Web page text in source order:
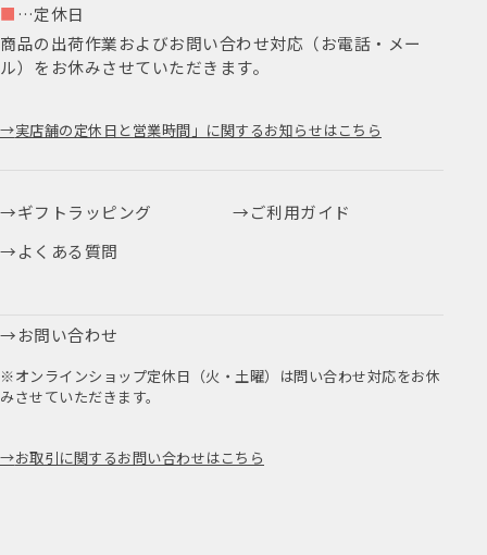
■ …定休日
商品の出荷作業およびお問い合わせ対応（お電話・メー
ル）をお休みさせていただきます。
実店舗の定休日と営業時間」に関するお知らせはこちら
ギフトラッピング
ご利用ガイド
よくある質問
お問い合わせ
※オンラインショップ定休日（火・土曜）は問い合わせ対応をお休
みさせていただきます。
お取引に関するお問い合わせはこちら